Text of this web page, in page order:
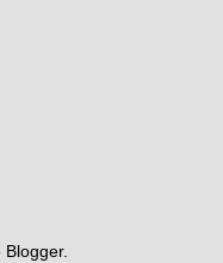
Blogger.